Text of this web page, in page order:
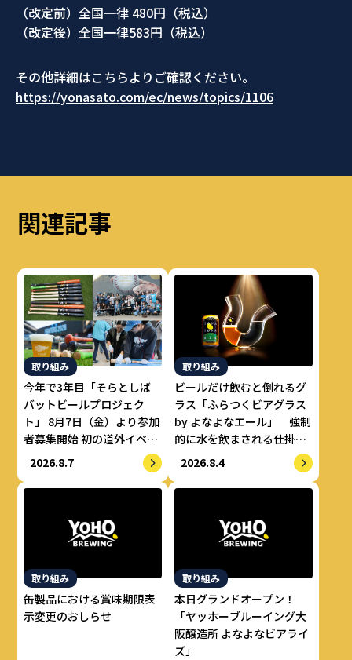
（改定前）全国一律 480円（税込）
（改定後）全国一律583円（税込）
その他詳細はこちらよりご確認ください。
https://yonasato.com/ec/news/topics/1106
関連記事
取り組み
今年で3年目「そらとしば
バットビールプロジェク
ト」 8月7日（金）より参加
者募集開始 初の道外イベン
トも開催！
2026.8.7
取り組み
ビールだけ飲むと倒れるグ
ラス「ふらつくビアグラス
by よなよなエール」 強制
的に水を飲まされる仕掛け
で適正飲酒を実現
2026.8.4
取り組み
缶製品における賞味期限表
示変更のおしらせ
取り組み
本日グランドオープン！
「ヤッホーブルーイング大
阪醸造所 よなよなビアライ
ズ」